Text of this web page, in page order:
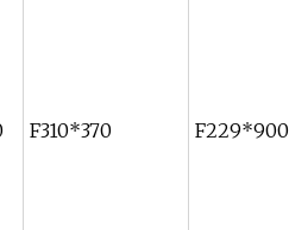
F310*370 F229*900